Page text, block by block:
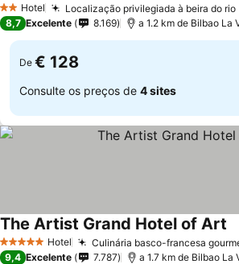
2 Estrelas
Hotel Localização privilegiada à beira do rio
8,7 Excelente 8.169 a 1.2 km de Bilbao La
De € 128
Consulte os preços de 4 sites
5 Estrelas Hotel Culinária basco-francesa
The Artist Grand Hotel of Art
9,4 Excelente 7.787 a 1.7 km de Bilbao La